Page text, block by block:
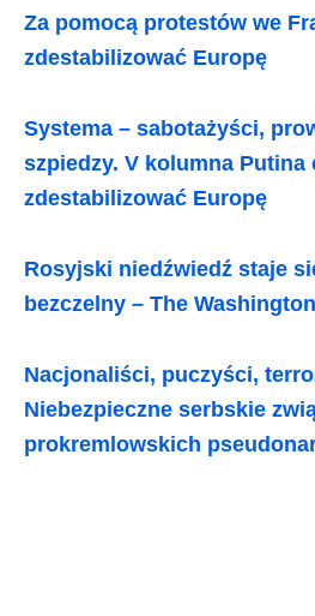
Za pomocą protestów we
zdestabilizować Europę
Systema – sabotażyści,
szpiedzy. V kolumna Putina
zdestabilizować Europę
Rosyjski niedźwiedź staje
bezczelny – The
Nacjonaliści, puczyści,
Niebezpieczne serbskie
prokremlowskich